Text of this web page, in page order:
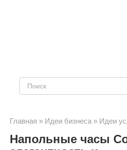
Главная » Идеи бизнеса » Идеи
Напольные часы